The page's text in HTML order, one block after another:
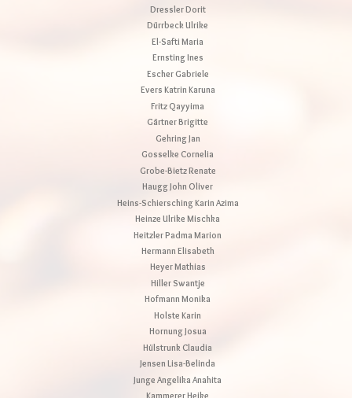
Dressler Dorit
Dürrbeck Ulrike
El-Safti Maria
Ernsting Ines
Escher Gabriele
Evers Katrin Karuna
Fritz Qayyima
Gärtner Brigitte
Gehring Jan
Gosselke Cornelia
Grobe-Bietz Renate
Haugg John Oliver
Heins-Schiersching Karin Azima
Heinze Ulrike Mischka
Heitzler Padma Marion
Hermann Elisabeth
Heyer Mathias
Hiller Swantje
Hofmann Monika
Holste Karin
Hornung Josua
Hülstrunk Claudia
Jensen Lisa-Belinda
Junge Angelika Anahita